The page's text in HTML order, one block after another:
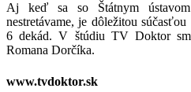
Aj keď sa so Štátnym
nestretávame, je dôležitou
6 dekád. V štúdiu TV Doktor
Romana Dorčíka.
www.tvdoktor.sk